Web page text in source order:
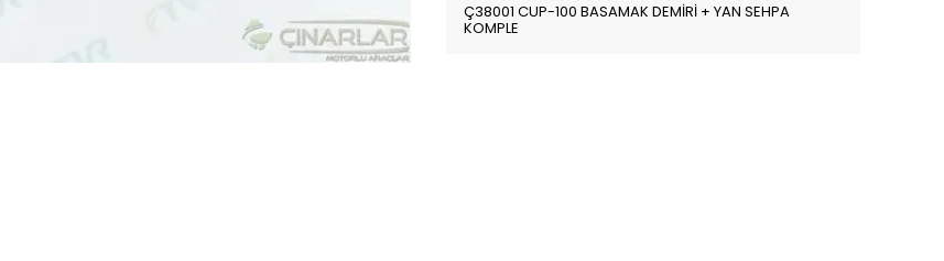
Ç38001 CUP-100 BASAMAK DEMİRİ + YAN SEHPA
KOMPLE